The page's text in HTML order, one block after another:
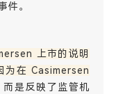
件。
上市的说明
为在 Casimersen
而是反映了监管机